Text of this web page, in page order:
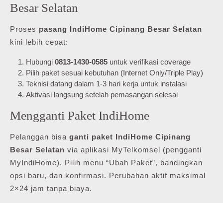
Besar Selatan
Proses pasang IndiHome Cipinang Besar Selatan
kini lebih cepat:
Hubungi 0813-1430-0585 untuk verifikasi coverage
Pilih paket sesuai kebutuhan (Internet Only/Triple Play)
Teknisi datang dalam 1-3 hari kerja untuk instalasi
Aktivasi langsung setelah pemasangan selesai
Mengganti Paket IndiHome
Pelanggan bisa ganti paket IndiHome Cipinang
Besar Selatan via aplikasi MyTelkomsel (pengganti
MyIndiHome). Pilih menu “Ubah Paket”, bandingkan
opsi baru, dan konfirmasi. Perubahan aktif maksimal
2×24 jam tanpa biaya.